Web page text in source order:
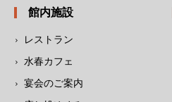
館内施設
レストラン
水春カフェ
宴会のご案内